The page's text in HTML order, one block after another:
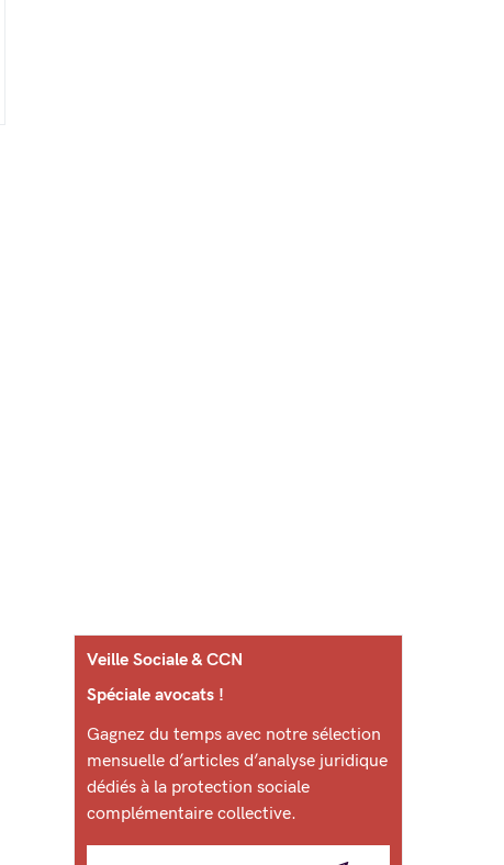
Veille Sociale & CCN
Spéciale avocats !
Gagnez du temps avec notre sélection
mensuelle d’articles d’analyse juridique
dédiés à la protection sociale
complémentaire collective.